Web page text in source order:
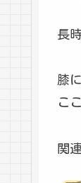
長
膝
こ
関